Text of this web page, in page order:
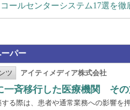
コールセンターシステム17選を
パー
ツ アイティメディア株式会社
一斉移行した医療機関 その
る際は、患者や通常業務への影響を